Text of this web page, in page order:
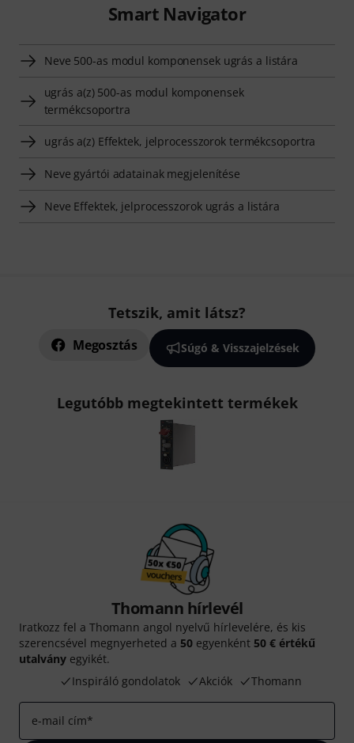
Smart Navigator
Neve 500-as modul komponensek ugrás a listára
ugrás a(z) 500-as modul komponensek
termékcsoportra
ugrás a(z) Effektek, jelprocesszorok termékcsoportra
Neve gyártói adatainak megjelenítése
Neve Effektek, jelprocesszorok ugrás a listára
Tetszik, amit látsz?
Megosztás Súgó & Visszajelzések
Legutóbb megtekintett termékek
Thomann hírlevél
Iratkozz fel a Thomann angol nyelvű hírlevelére, és kis
szerencsével megnyerheted a 50 egyenként 50 € értékű
utalvány egyikét.
Inspiráló gondolatok
Akciók Thomann
e-mail cím*